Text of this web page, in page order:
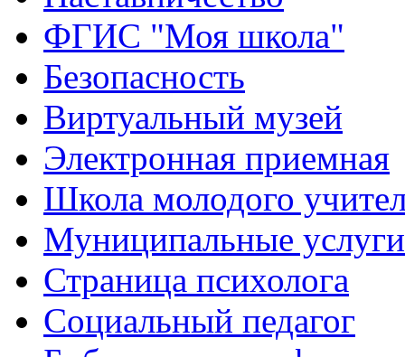
ФГИС "Моя школа"
Безопасность
Виртуальный музей
Электронная приемная
Школа молодого
Муниципальные услуги
Страница психолога
Социальный педагог